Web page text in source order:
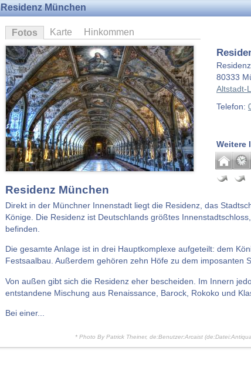
Residenz München
Residenz München
Direkt in der Münchner Innenstadt liegt die Residenz, das
Könige. Die Residenz ist Deutschlands größtes
befinden.
Die gesamte Anlage ist in drei Hauptkomplexe aufgeteilt: dem
Festsaalbau. Außerdem gehören zehn Höfe zu dem imposanten
Von außen gibt sich die Residenz eher bescheiden. Im Innern
entstandene Mischung aus Renaissance, Barock, Rokoko und
Bei einer...
* Photo By Patrick Theiner, de:Benutzer:Arcaist
Fotos Karte Hinkommen
80333
Altstadt-
Telefon:
Weitere